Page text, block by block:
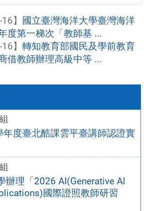
度臺北酷課雲平臺講師認證實
辦理「2026 AI(Generative AI
國際證照教師研習
】 國立臺灣海洋大學臺灣海洋
度第一梯次「教師基 ...
】 轉知教育部國民及學前教育
借教師辦理高級中等 ...